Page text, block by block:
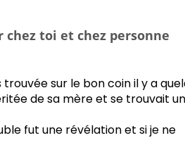
toi et chez personne
sur le bon coin il y a
de sa mère et se trouvait
fut une révélation et si je ne